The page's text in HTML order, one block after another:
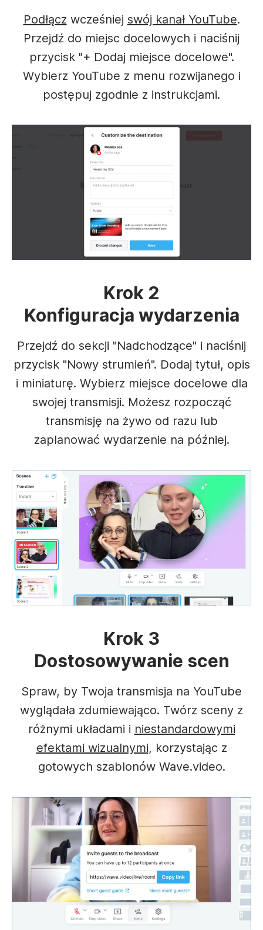
Podłącz wcześniej swój kanał YouTube.
Przejdź do miejsc docelowych i naciśnij
przycisk "+ Dodaj miejsce docelowe".
Wybierz YouTube z menu rozwijanego i
postępuj zgodnie z instrukcjami.
Krok 2
Konfiguracja wydarzenia
Przejdź do sekcji "Nadchodzące" i naciśnij
przycisk "Nowy strumień". Dodaj tytuł, opis
i miniaturę. Wybierz miejsce docelowe dla
swojej transmisji. Możesz rozpocząć
transmisję na żywo od razu lub
zaplanować wydarzenie na później.
Krok 3
Dostosowywanie scen
Spraw, by Twoja transmisja na YouTube
wyglądała zdumiewająco. Twórz sceny z
różnymi układami i niestandardowymi
efektami wizualnymi, korzystając z
gotowych szablonów Wave.video.